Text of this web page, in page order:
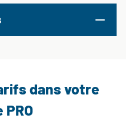
dans votre